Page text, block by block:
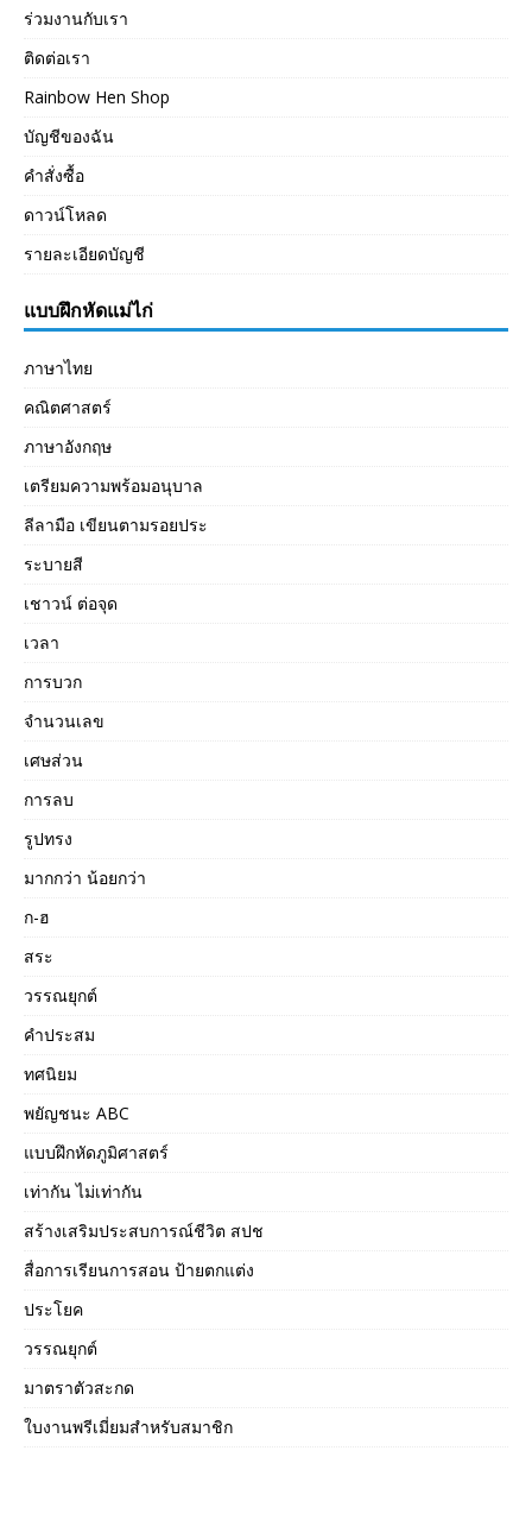
ร่วมงานกับเรา
ติดต่อเรา
Rainbow Hen Shop
บัญชีของฉัน
คำสั่งซื้อ
ดาวน์โหลด
รายละเอียดบัญชี
แบบฝึกหัดแม่ไก่
ภาษาไทย
คณิตศาสตร์
ภาษาอังกฤษ
เตรียมความพร้อมอนุบาล
ลีลามือ เขียนตามรอยประ
ระบายสี
เชาวน์ ต่อจุด
เวลา
การบวก
จำนวนเลข
เศษส่วน
การลบ
รูปทรง
มากกว่า น้อยกว่า
ก-ฮ
สระ
วรรณยุกต์
คำประสม
ทศนิยม
พยัญชนะ ABC
แบบฝึกหัดภูมิศาสตร์
เท่ากัน ไม่เท่ากัน
สร้างเสริมประสบการณ์ชีวิต สปช
สื่อการเรียนการสอน ป้ายตกแต่ง
ประโยค
วรรณยุกต์
มาตราตัวสะกด
ใบงานพรีเมี่ยมสำหรับสมาชิก